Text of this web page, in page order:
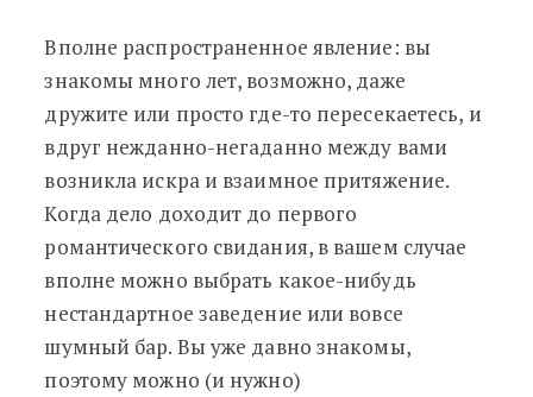
Вполне распространенное явление: вы
знакомы много лет, возможно, даже
дружите или просто где-то пересекаетесь, и
вдруг нежданно-негаданно между вами
возникла искра и взаимное притяжение.
Когда дело доходит до первого
романтического свидания, в вашем случае
вполне можно выбрать какое-нибудь
нестандартное заведение или вовсе
шумный бар. Вы уже давно знакомы,
поэтому можно (и нужно)